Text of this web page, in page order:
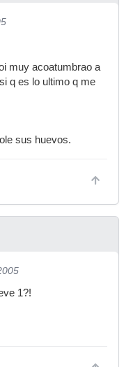
muy acoatumbrao a
q es lo ultimo q me
sus huevos.
1?!